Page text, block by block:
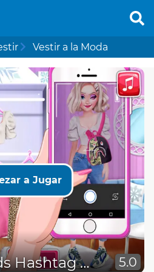
Vestir a la Moda
a Jugar
Internet Trends Hashtag Challenge 5.0